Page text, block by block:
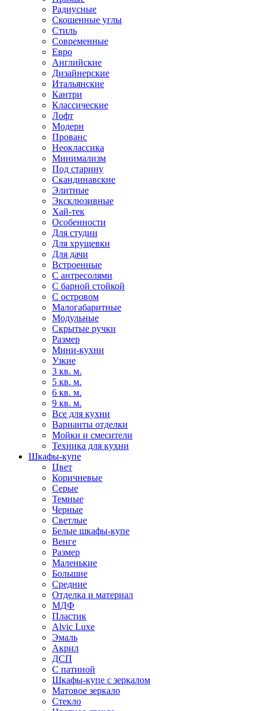
Радиусные
Скошенные углы
Стиль
Современные
Евро
Английские
Дизайнерские
Итальянские
Кантри
Классические
Лофт
Модерн
Прованс
Неоклассика
Минимализм
Под старину
Скандинавские
Элитные
Эксклюзивные
Хай-тек
Особенности
Для студии
Для хрущевки
Для дачи
Встроенные
С антресолями
С барной стойкой
С островом
Малогабаритные
Модульные
Скрытые ручки
Размер
Мини-кухни
Узкие
3 кв. м.
5 кв. м.
6 кв. м.
9 кв. м.
Все для кухни
Варианты отделки
Мойки и смесители
Техника для кухни
Шкафы-купе
Цвет
Коричневые
Серые
Темные
Черные
Светлые
Белые шкафы-купе
Венге
Размер
Маленькие
Большие
Средние
Отделка и материал
МДФ
Пластик
Alvic Luxe
Эмаль
Акрил
ДСП
С патиной
Шкафы-купе с зеркалом
Матовое зеркало
Стекло